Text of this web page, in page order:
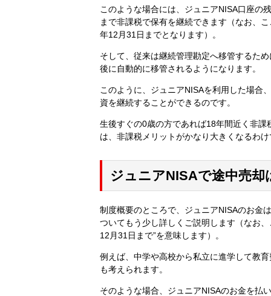
このような場合には、ジュニアNISA口座の
まで非課税で保有を継続できます（なお、
年12月31日までとなります）。
そして、従来は継続管理勘定へ移管するた
後に自動的に移管されるようになります。
このように、ジュニアNISAを利用した場合
資を継続することができるのです。
生後すぐの0歳の方であれば18年間近く非
は、非課税メリットがかなり大きくなるわ
ジュニアNISAで途中売却
制度概要のところで、ジュニアNISAのお金
ついてもう少し詳しくご説明します（なお
12月31日まで”を意味します）。
例えば、中学や高校から私立に進学して教
も考えられます。
そのような場合、ジュニアNISAのお金を払